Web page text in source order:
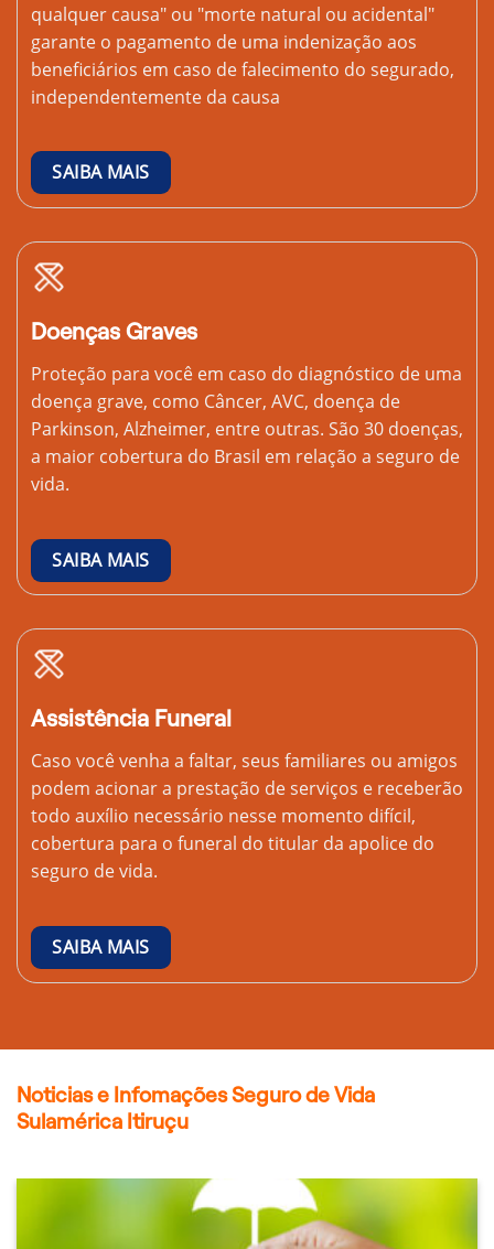
qualquer causa" ou "morte natural ou acidental"
garante o pagamento de uma indenização aos
beneficiários em caso de falecimento do segurado,
independentemente da causa
SAIBA MAIS
Doenças Graves
Proteção para você em caso do diagnóstico de uma
doença grave, como Câncer, AVC, doença de
Parkinson, Alzheimer, entre outras. São 30 doenças,
a maior cobertura do Brasil em relação a seguro de
vida.
SAIBA MAIS
Assistência Funeral
Caso você venha a faltar, seus familiares ou amigos
podem acionar a prestação de serviços e receberão
todo auxílio necessário nesse momento difícil,
cobertura para o funeral do titular da apolice do
seguro de vida.
SAIBA MAIS
Noticias e Infomações Seguro de Vida
Sulamérica Itiruçu